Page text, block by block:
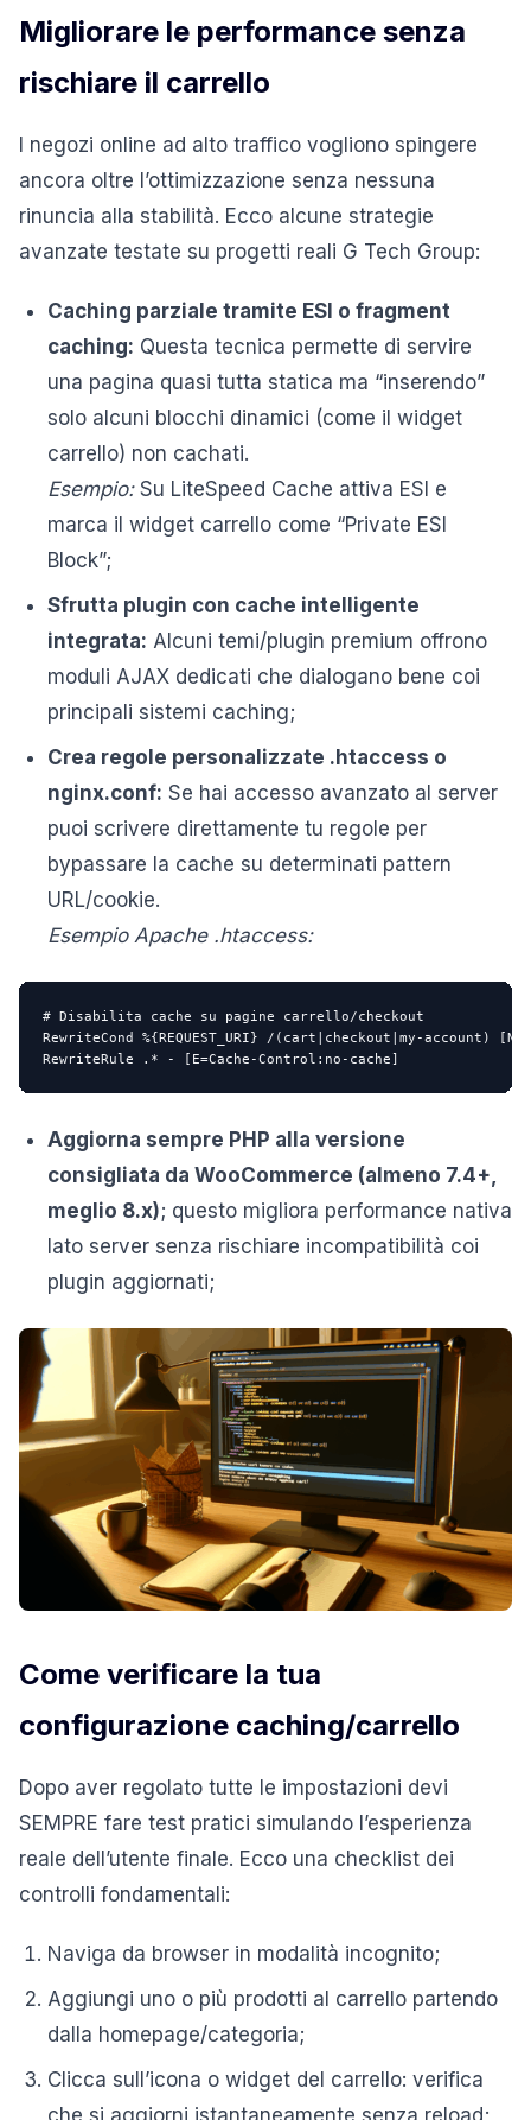
Migliorare le performance senza
rischiare il carrello
I negozi online ad alto traffico vogliono spingere
ancora oltre l’ottimizzazione senza nessuna
rinuncia alla stabilità. Ecco alcune strategie
avanzate testate su progetti reali G Tech Group:
Caching parziale tramite ESI o fragment
caching: Questa tecnica permette di servire
una pagina quasi tutta statica ma “inserendo”
solo alcuni blocchi dinamici (come il widget
carrello) non cachati.
Esempio:Su LiteSpeed Cache attiva ESI e
marca il widget carrello come “Private ESI
Block”;
Sfrutta plugin con cache intelligente
integrata: Alcuni temi/plugin premium offrono
moduli AJAX dedicati che dialogano bene coi
principali sistemi caching;
Crea regole personalizzate .htaccess o
nginx.conf: Se hai accesso avanzato al server
puoi scrivere direttamente tu regole per
bypassare la cache su determinati pattern
URL/cookie.
Esempio Apache .htaccess:
# Disabilita cache su pagine carrello/checkout
RewriteCond %{REQUEST_URI} /(cart|checkout|my-account) [NC]
RewriteRule .* - [E=Cache-Control:no-cache]
Aggiorna sempre PHP alla versione
consigliata da WooCommerce (almeno 7.4+,
meglio 8.x); questo migliora performance nativa
lato server senza rischiare incompatibilità coi
plugin aggiornati;
Come verificare la tua
configurazione caching/carrello
Dopo aver regolato tutte le impostazioni devi
SEMPRE fare test pratici simulando l’esperienza
reale dell’utente finale. Ecco una checklist dei
controlli fondamentali:
Naviga da browser in modalità incognito;
Aggiungi uno o più prodotti al carrello partendo
dalla homepage/categoria;
Clicca sull’icona o widget del carrello: verifica
che si aggiorni istantaneamente senza reload;